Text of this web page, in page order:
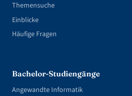
Themensuche
Einblicke
Häufige Fragen
Bachelor-Studiengänge
Angewandte Informatik